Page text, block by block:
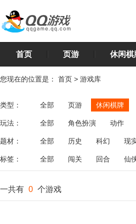
首页 页游 休闲棋
您现在的位置是： 首页 > 游戏库
类型： 全部 页游 休闲棋牌
玩法： 全部 角色扮演 动作
飞行
恋爱 第三人称射
题材： 全部 历史 科幻 现
标签： 全部 闯关 回合 仙
一共有 0 个游戏